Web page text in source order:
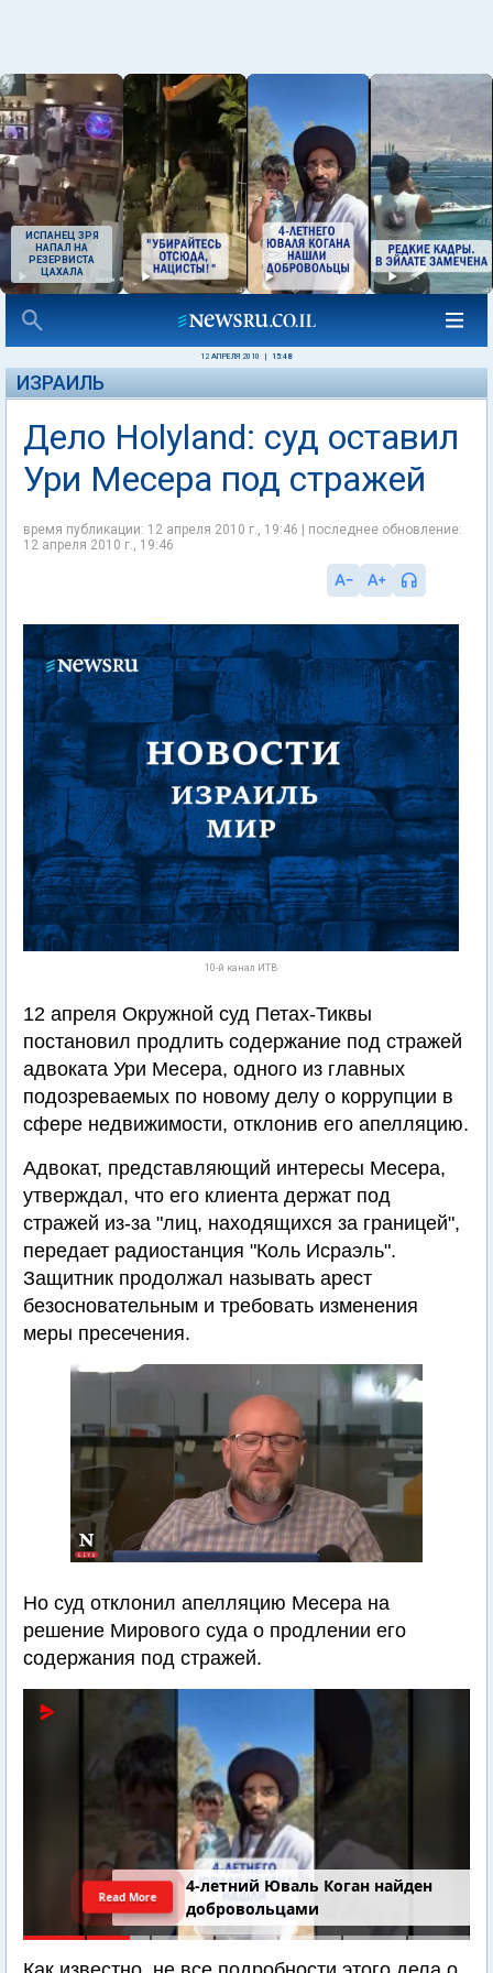
ИСПАНЕЦ ЗРЯ
НАПАЛ НА
РЕЗЕРВИСТА
ЦАХАЛА
12 АПРЕЛЯ 2010 15:48
ИЗРАИЛЬ
Дело Holyland: суд оставил
Ури Месера под стражей
время публикации: 12 апреля 2010 г., 19:46 | последнее обновление:
12 апреля 2010 г., 19:46
10-й канал ИТВ
12 апреля Окружной суд Петах-Тиквы
постановил продлить содержание под стражей
адвоката Ури Месера, одного из главных
подозреваемых по новому делу о коррупции в
сфере недвижимости, отклонив его апелляцию.
Адвокат, представляющий интересы Месера,
утверждал, что его клиента держат под
стражей из-за "лиц, находящихся за границей",
передает радиостанция "Коль Исраэль".
Защитник продолжал называть арест
безосновательным и требовать изменения
меры пресечения.
Но суд отклонил апелляцию Месера на
решение Мирового суда о продлении его
содержания под стражей.
4-летний Юваль Коган найден
добровольцами
Read More